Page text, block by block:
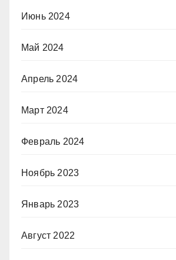
Июнь 2024
Май 2024
Апрель 2024
Март 2024
Февраль 2024
Ноябрь 2023
Январь 2023
Август 2022